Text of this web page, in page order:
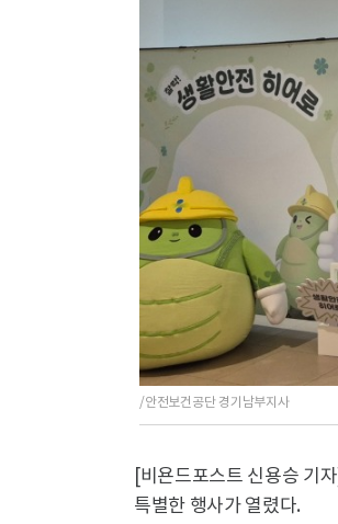
/안전보건공단 경기남부지사
[비욘드포스트 신용승 기자]
특별한 행사가 열렸다.